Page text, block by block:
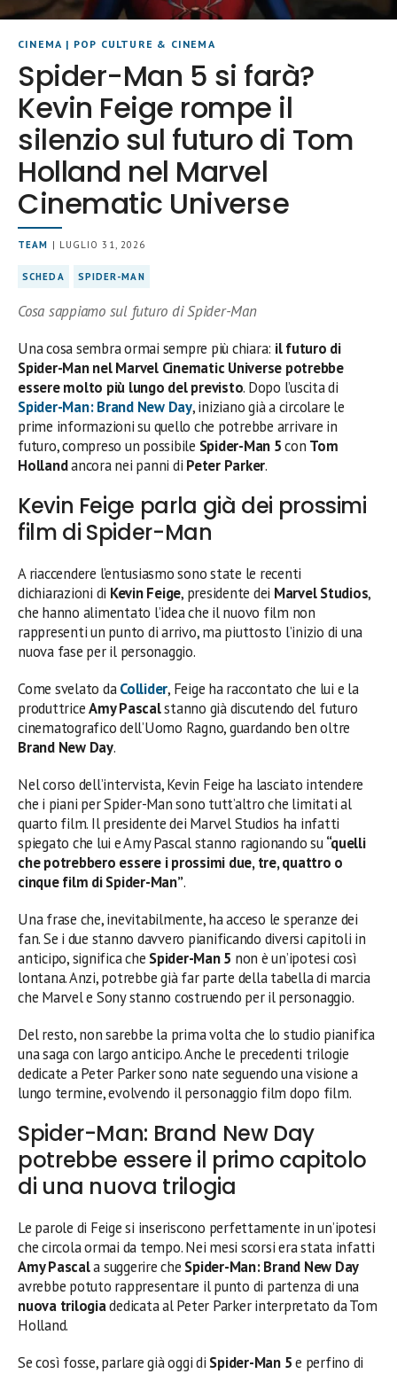
CINEMA | POP CULTURE & CINEMA
Spider-Man 5 si farà?
Kevin Feige rompe il
silenzio sul futuro di Tom
Holland nel Marvel
Cinematic Universe
TEAM | LUGLIO 31, 2026
SCHEDA SPIDER-MAN
Cosa sappiamo sul futuro di Spider-Man
Una cosa sembra ormai sempre più chiara: il futuro di
Spider-Man nel Marvel Cinematic Universe potrebbe
essere molto più lungo del previsto. Dopo l’uscita di
Spider-Man: Brand New Day, iniziano già a circolare le
prime informazioni su quello che potrebbe arrivare in
futuro, compreso un possibile Spider-Man 5con Tom
Hollandancora nei panni di Peter Parker.
Kevin Feige parla già dei prossimi
film di Spider-Man
A riaccendere l’entusiasmo sono state le recenti
dichiarazioni di Kevin Feige, presidente dei Marvel Studios,
che hanno alimentato l’idea che il nuovo film non
rappresenti un punto di arrivo, ma piuttosto l’inizio di una
nuova fase per il personaggio.
Come svelato daCollider, Feige ha raccontato che lui e la
produttriceAmy Pascalstanno già discutendo del futuro
cinematografico dell’Uomo Ragno, guardando ben oltre
Brand New Day.
Nel corso dell’intervista, Kevin Feige ha lasciato intendere
che i piani per Spider-Man sono tutt’altro che limitati al
quarto film. Il presidente dei Marvel Studios ha infatti
spiegato che lui e Amy Pascal stanno ragionando su“quelli
che potrebbero essere i prossimi due, tre, quattro o
cinque film di Spider-Man”.
Una frase che, inevitabilmente, ha acceso le speranze dei
fan. Se i due stanno davvero pianificando diversi capitoli in
anticipo, significa che Spider-Man 5 non è un’ipotesi così
lontana. Anzi, potrebbe già far parte della tabella di marcia
che Marvel e Sony stanno costruendo per il personaggio.
Del resto, non sarebbe la prima volta che lo studio pianifica
una saga con largo anticipo. Anche le precedenti trilogie
dedicate a Peter Parker sono nate seguendo una visione a
lungo termine, evolvendo il personaggio film dopo film.
Spider-Man: Brand New Day
potrebbe essere il primo capitolo
di una nuova trilogia
Le parole di Feige si inseriscono perfettamente in un’ipotesi
che circola ormai da tempo. Nei mesi scorsi era stata infatti
Amy Pascala suggerire che Spider-Man: Brand New Day
avrebbe potuto rappresentare il punto di partenza di una
nuova trilogiadedicata al Peter Parker interpretato da Tom
Holland.
Se così fosse, parlare già oggi di Spider-Man 5e perfino di